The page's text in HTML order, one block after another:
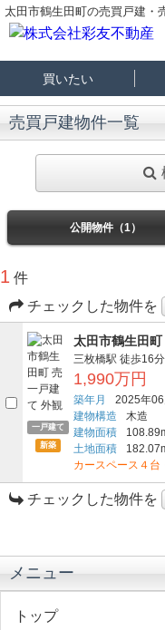
太田市鶴生田町の売買戸建・
買いたい
売買戸建物件一覧
公開物件（1）
1 件
チェックした物件を
一戸建て
新築
太田市鶴生田町
三枚橋駅 徒歩16分
1,990万円
築年月 2025年06
建物構造
木造
建物面積
土地面積
カースペース４台
チェックした物件を
メニュー
トップ